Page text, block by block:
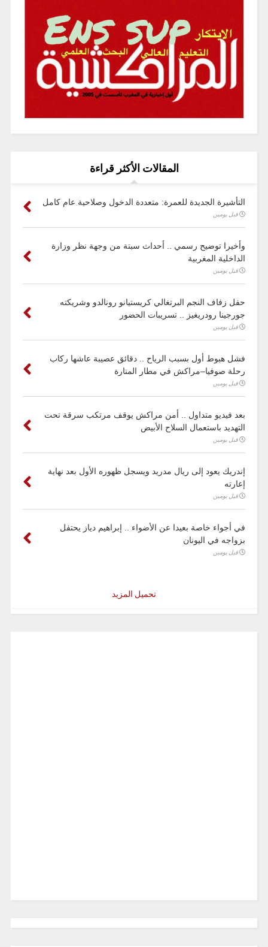
المقالات الأكثر قراءة
التأشيرة الجديدة للعمرة: متعددة الدخول وصلاحية عام كامل
قبل يومين
وأخيرا توضيح رسمي .. أحداث سبتة من وجهة نظر وزارة
الداخلية المغربية
قبل يومين
حفل زفاف النجم البرتغالي كريستيانو رونالدو وشريكته
جورجينا رودريغيز .. تسريبات الحضور
قبل يومين
فشل هبوط أول بسبب الرياح .. دقائق عصيبة عاشها ركاب
رحلة صوفيا–مراكش في مطار المنارة
قبل يومين
بعد فيديو متداول .. أمن مراكش يوقف مرتكب سرقة تحت
التهديد باستعمال السلاح الأبيض
قبل يومين
إندريك يعود إلى ريال مدريد ويسجل ظهوره الأول بعد نهاية
إعارته
قبل يومين
في أجواء خاصة بعيدا عن الأضواء .. إبراهيم دياز يحتفل
بزواجه في اليونان
قبل يومين
تحميل المزيد